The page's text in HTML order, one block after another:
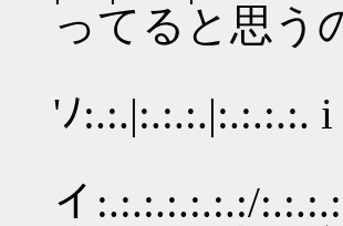
ってると思う
从
'ﾉ:.:.|:.:.:.|:.:.:.:. i
イ